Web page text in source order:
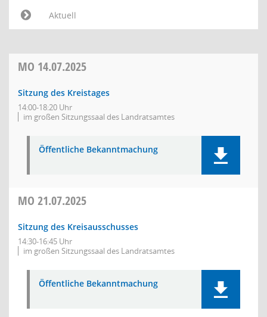
Aktuell
MO 14.07.2025
Sitzung des Kreistages
14:00-18:20 Uhr
im großen Sitzungssaal des Landratsamtes
Öffentliche Bekanntmachung
MO 21.07.2025
Sitzung des Kreisausschusses
14:30-16:45 Uhr
im großen Sitzungssaal des Landratsamtes
Öffentliche Bekanntmachung